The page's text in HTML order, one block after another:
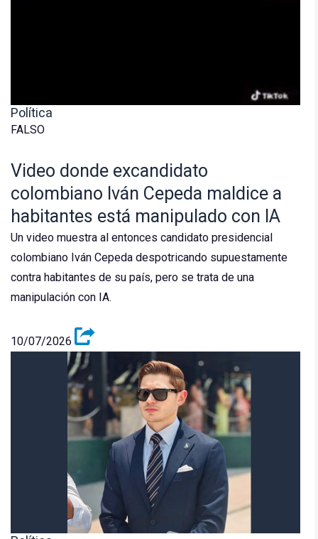
Política
FALSO
Video donde excandidato
colombiano Iván Cepeda maldice a
habitantes está manipulado con IA
Un video muestra al entonces candidato presidencial
colombiano Iván Cepeda despotricando supuestamente
contra habitantes de su país, pero se trata de una
manipulación con IA.
10/07/2026